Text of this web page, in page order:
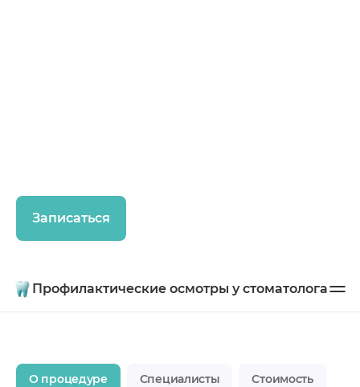
Записаться
Профилактические осмотры у стоматолога
О процедуре Специалисты Стоимость